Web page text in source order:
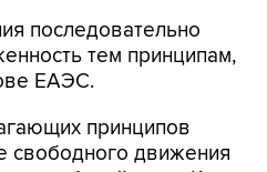
ЕАЭС.
принципов
и рабочей силы. К
эти принципы